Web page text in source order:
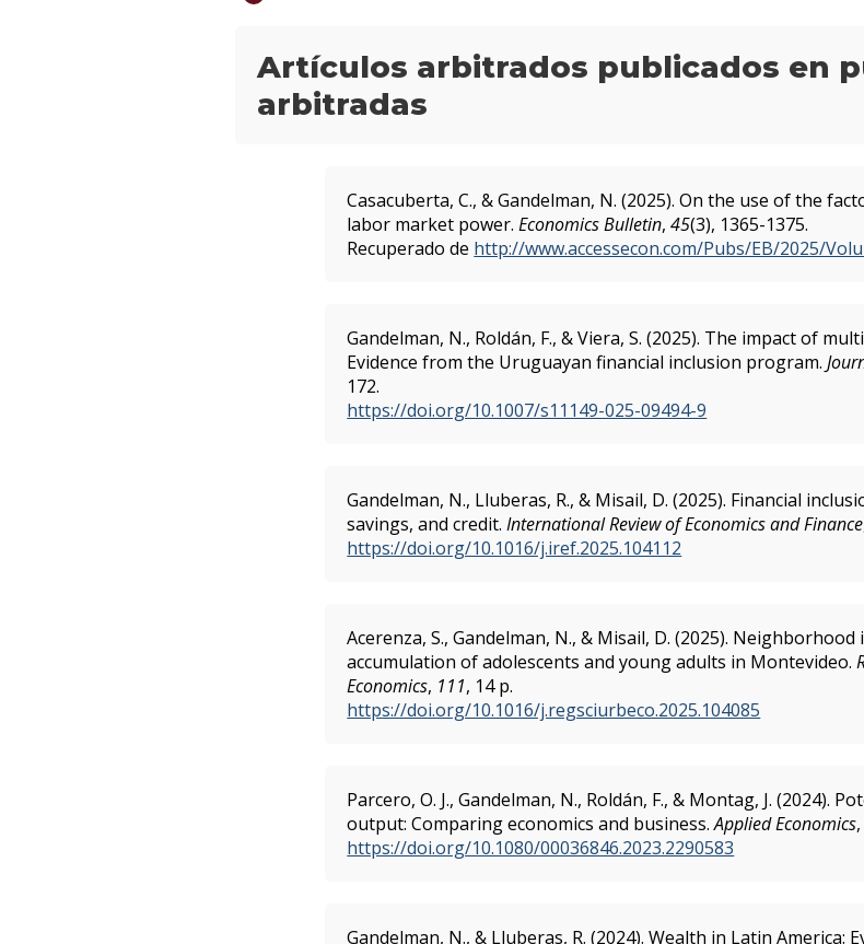
Artículos arbitrados publicados en
arbitradas
Casacuberta, C., & Gandelman, N. (2025). On the use of the
labor market power.Economics Bulletin,45(3), 1365-1375.
Recuperado de http://www.accessecon.com/Pubs/EB/2025/
Gandelman, N., Roldán, F., & Viera, S. (2025). The impact of
Evidence from the Uruguayan financial inclusion program.
172.
https://doi.org/10.1007/s11149-025-09494-9
Gandelman, N., Lluberas, R., & Misail, D. (2025). Financial
savings, and credit.International Review of Economics and Finance
https://doi.org/10.1016/j.iref.2025.104112
Acerenza, S., Gandelman, N., & Misail, D. (2025).
accumulation of adolescents and young adults in Montevideo.
Economics, 111, 14 p.
https://doi.org/10.1016/j.regsciurbeco.2025.104085
Parcero, O. J., Gandelman, N., Roldán, F., & Montag, J. (2024).
output: Comparing economics and business.Applied Economics
https://doi.org/10.1080/00036846.2023.2290583
Gandelman, N., & Lluberas, R. (2024). Wealth in Latin America: